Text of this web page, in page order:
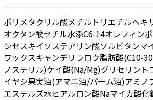
ポリメタクリル酸メチル トリエチルヘキ
オクタン酸セチル水添C6-14オレフィン
ンセスキイソステアリン酸ソルビタンマ
ワックスキャンデリラロウ脂肪酸(C10-
ノステリル)ケイ酸(Na/Mg)グリセリン ト
イヤシ果実油(アマニ油/パーム油)アミノ
エステルズ水ヒアルロン酸Naマイカ酸化